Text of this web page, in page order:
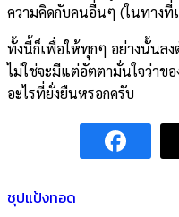
ความคิดกับคนอื่นๆ (ในทางที่
ทั้งนี้ก็เพื่อให้ทุกๆ อย่างนั้นลง
ไม่ใช่จะมีแต่อัตตามั่นใจว่าข
อะไรที่ยั่งยืนหรอกครับ
ชุปแป้งทอด